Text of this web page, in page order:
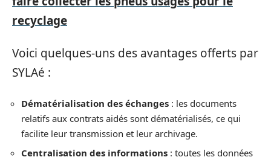
recyclage
Voici quelques-uns des avantages offerts par
SYLAé :
Dématérialisation des échanges : les documents
relatifs aux contrats aidés sont dématérialisés, ce qui
facilite leur transmission et leur archivage.
Centralisation des informations : toutes les données